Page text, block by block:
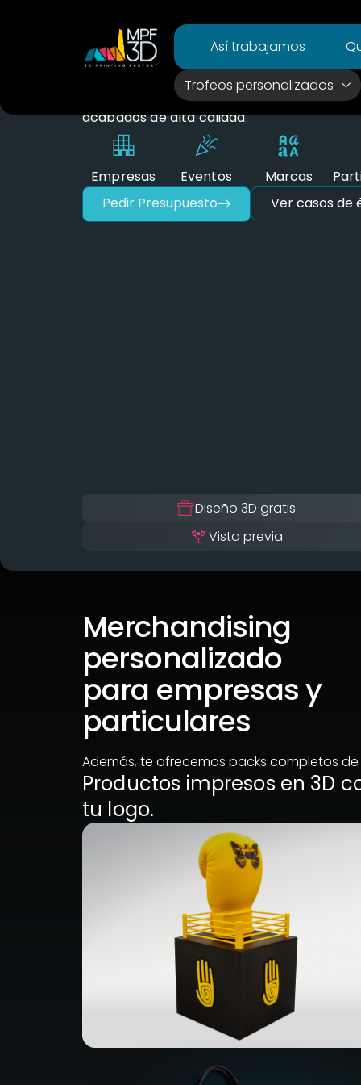
Así trabajamos
Trofeos personalizados
Fabricamos
merchandising corporativo
en impresión 3D.
Productos totalmente personalizables y
acabados de alta calidad.
Empresas Eventos Marcas
Pedir Presupuesto
Ver casos de
Diseño 3D gratis
Vista previa
Merchandising
personalizado
para empresas y
particulares
Además, te ofrecemos packs completos
Productos impresos en 3D
tu logo.